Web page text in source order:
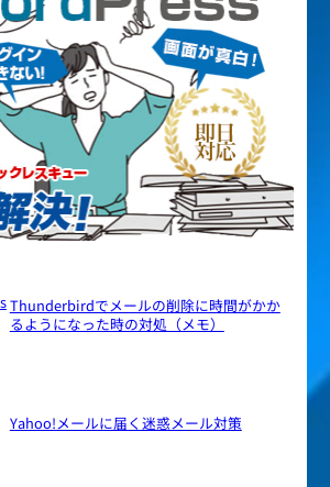
Thunderbirdでメールの削除に時間がかか
るようになった時の対処（メモ）
Yahoo!メールに届く迷惑メール対策